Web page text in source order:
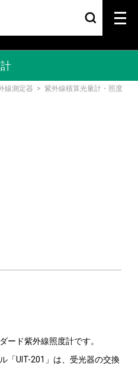
線測定器 > 紫外線積算光量計・照度
ード紫外線照度計です。
「UIT-201」は、受光器の交換